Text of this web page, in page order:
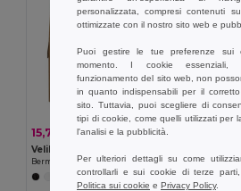
15,75 € 23,67 € -33%
Velilla 36115
Bermuda in twill con diverse tasche (200g/m²), in cotone (35%) e poliestere (65%)
+4 Colori
personalizzata, compresi contenuti
ottimizzate con il nostro sito web e
Puoi gestire le tue preferenze sui
momento. I cookie essenziali,
funzionamento del sito web, non
in quanto indispensabili per il
sito. Tuttavia, puoi scegliere di
tipi di cookie, come quelli utilizzati per
l'analisi e la pubblicità.
Per ulteriori dettagli su come
controllarli e sui cookie di terze
Politica sui cookie e Privacy Policy.